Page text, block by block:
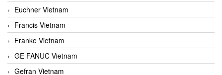
Euchner Vietnam
Francis Vietnam
Franke Vietnam
GE FANUC Vietnam
Gefran Vietnam